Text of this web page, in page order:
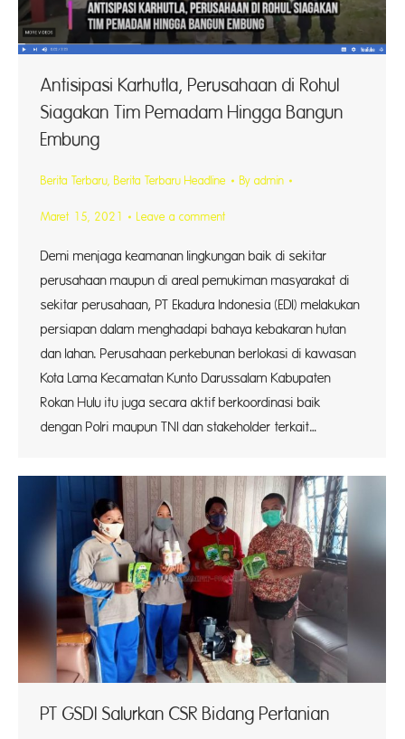
Antisipasi Karhutla, Perusahaan di Rohul
Siagakan Tim Pemadam Hingga Bangun
Embung
Berita Terbaru, Berita Terbaru Headline By admin
Maret 15, 2021 Leave a comment
Demi menjaga keamanan lingkungan baik di sekitar
perusahaan maupun di areal pemukiman masyarakat di
sekitar perusahaan, PT Ekadura Indonesia (EDI) melakukan
persiapan dalam menghadapi bahaya kebakaran hutan
dan lahan. Perusahaan perkebunan berlokasi di kawasan
Kota Lama Kecamatan Kunto Darussalam Kabupaten
Rokan Hulu itu juga secara aktif berkoordinasi baik
dengan Polri maupun TNI dan stakeholder terkait…
PT GSDI Salurkan CSR Bidang Pertanian